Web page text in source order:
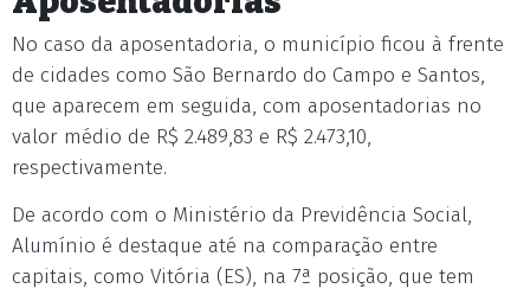
No caso da aposentadoria, o município ficou à frente
de cidades como São Bernardo do Campo e Santos,
que aparecem em seguida, com aposentadorias no
valor médio de R$ 2.489,83 e R$ 2.473,10,
respectivamente.
De acordo com o Ministério da Previdência Social,
Alumínio é destaque até na comparação entre
capitais, como Vitória (ES), na 7ª posição, que tem